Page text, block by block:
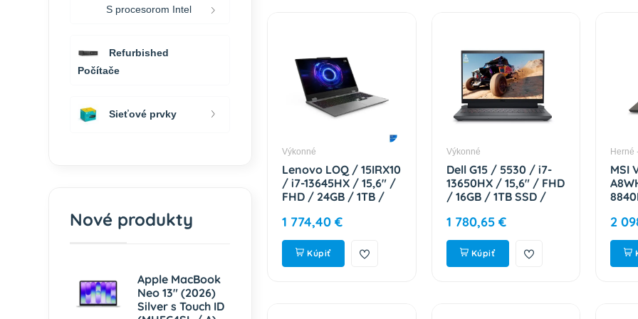
Výkonné
Lenovo LOQ / 15IRX10
/ i7-13645HX / 15,6" /
FHD / 24GB / 1TB /
Gray / 2R
83JE01CFCK
1 774,40 €
Kúpiť
Výkonné
Dell G15 / 5530 / i7-
13650HX / 15,6" / FHD
/ 16GB / 1TB SSD /
Gray / 3RNBD
GALIO15_RPLH_2501_1116_P
1 780,65 €
Kúpiť
Herné
MSI
1TB
bez
2
S procesorom Intel
Refurbished
Počítače
Sieťové prvky
Nové produkty
Apple MacBook
Neo 13" (2026)
Silver s Touch ID